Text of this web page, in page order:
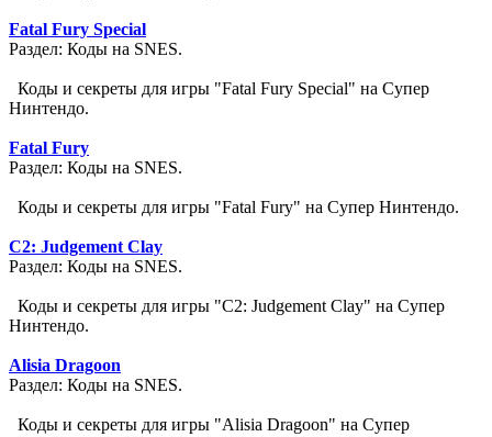
Fatal Fury Special
Раздел: Коды на SNES.
Коды и секреты для игры "Fatal Fury Special" на Супер
Нинтендо.
Fatal Fury
Раздел: Коды на SNES.
Коды и секреты для игры "Fatal Fury" на Супер Нинтендо.
C2: Judgement Clay
Раздел: Коды на SNES.
Коды и секреты для игры "C2: Judgement Clay" на Супер
Нинтендо.
Alisia Dragoon
Раздел: Коды на SNES.
Коды и секреты для игры "Alisia Dragoon" на Супер